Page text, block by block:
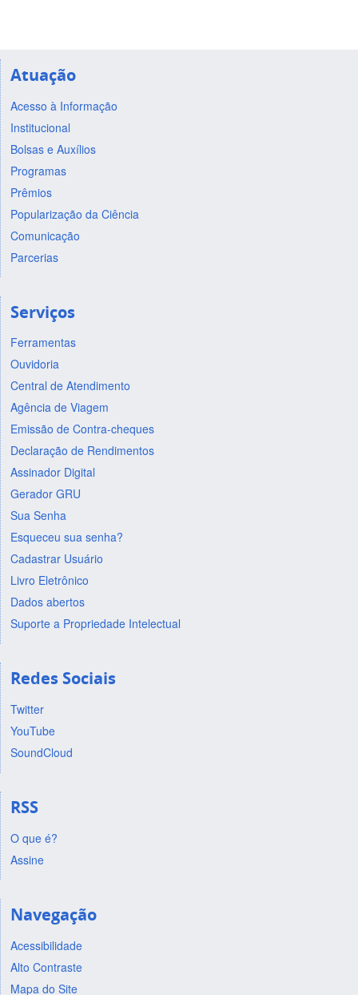
Atuação
Acesso à Informação
Institucional
Bolsas e Auxílios
Programas
Prêmios
Popularização da Ciência
Comunicação
Parcerias
Serviços
Ferramentas
Ouvidoria
Central de Atendimento
Agência de Viagem
Emissão de Contra-cheques
Declaração de Rendimentos
Assinador Digital
Gerador GRU
Sua Senha
Esqueceu sua senha?
Cadastrar Usuário
Livro Eletrônico
Dados abertos
Suporte a Propriedade Intelectual
Redes Sociais
Twitter
YouTube
SoundCloud
RSS
O que é?
Assine
Navegação
Acessibilidade
Alto Contraste
Mapa do Site